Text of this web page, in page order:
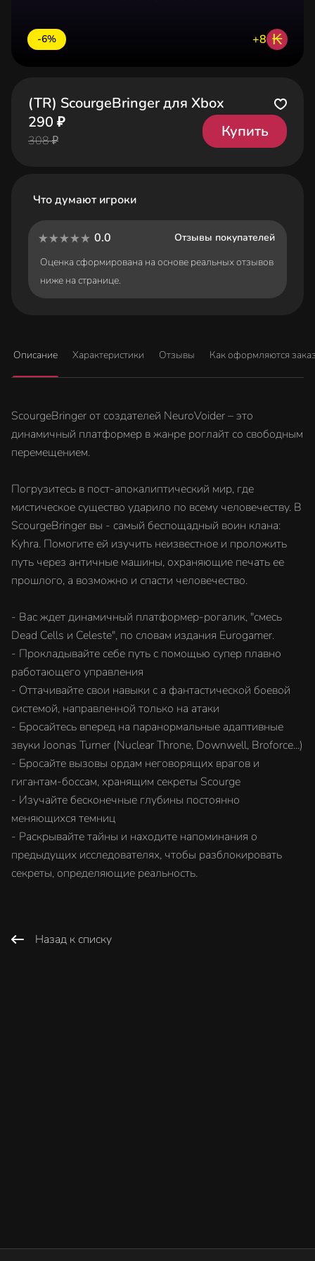
-6% +8 ₭
(TR) ScourgeBringer для Xbox
290 ₽
308 ₽
Купить
Что думают игроки
0.0
Отзывы покупателей
Оценка сформирована на основе реальных отзывов
ниже на странице.
Описание Характеристики Отзывы Как оформляются
ScourgeBringer от создателей NeuroVoider – это
динамичный платформер в жанре роглайт со свободным
перемещением.
Погрузитесь в пост-апокалиптический мир, где
мистическое существо ударило по всему человечеству. В
ScourgeBringer вы - самый беспощадный воин клана:
Kyhra. Помогите ей изучить неизвестное и проложить
путь через античные машины, охраняющие печать ее
прошлого, а возможно и спасти человечество.
- Вас ждет динамичный платформер-рогалик, "смесь
Dead Cells и Celeste", по словам издания Eurogamer.
- Прокладывайте себе путь с помощью супер плавно
работающего управления
- Оттачивайте свои навыки с a фантастической боевой
системой, направленной только на атаки
- Бросайтесь вперед на паранормальные адаптивные
звуки Joonas Turner (Nuclear Throne, Downwell, Broforce...)
- Бросайте вызовы ордам неговорящих врагов и
гигантам-боссам, хранящим секреты Scourge
- Изучайте бесконечные глубины постоянно
меняющихся темниц
- Раскрывайте тайны и находите напоминания о
предыдущих исследователях, чтобы разблокировать
секреты, определяющие реальность.
Назад к списку